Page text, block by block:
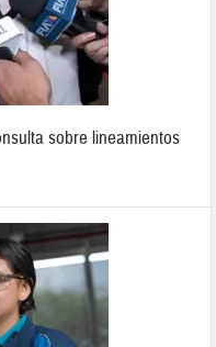
sobre lineamientos